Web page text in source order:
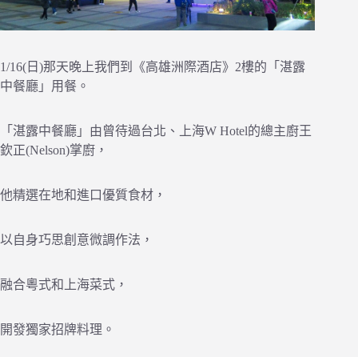
1/16(日)那天晚上我們到《高雄洲際酒店》2樓的「湛露
中餐廳」用餐。
「湛露中餐廳」由曾待過台北、上海W Hotel的總主廚王
欽正(Nelson)掌廚，
他精選在地和進口優質食材，
以自身巧思創意微調作法，
融合粵式和上海菜式，
開發獨家招牌料理。